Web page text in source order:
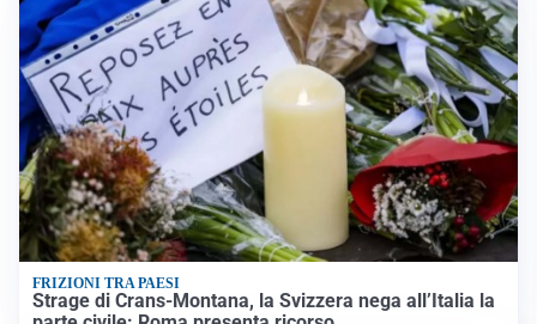
FRIZIONI TRA PAESI
Strage di Crans-Montana, la Svizzera nega all’Italia la